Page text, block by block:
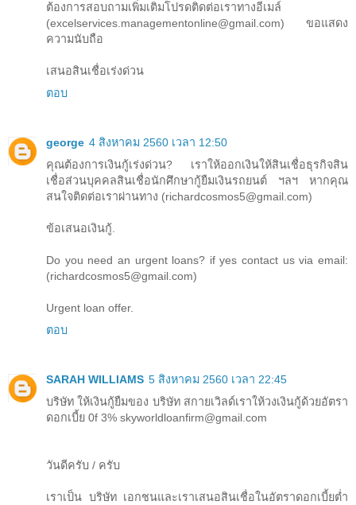
ต้องการสอบถามเพิ่มเติมโปรดติดต่อเราทางอีเมล์
(excelservices.managementonline@gmail.com) ขอแสดง
ความนับถือ
เสนอสินเชื่อเร่งด่วน
ตอบ
george 4 สิงหาคม 2560 เวลา 12:50
คุณต้องการเงินกู้เร่งด่วน? เราให้ออกเงินให้สินเชื่อธุรกิจสิน
เชื่อส่วนบุคคลสินเชื่อนักศึกษากู้ยืมเงินรถยนต์ ฯลฯ หากคุณ
สนใจติดต่อเราผ่านทาง (richardcosmos5@gmail.com)
ข้อเสนอเงินกู้.
Do you need an urgent loans? if yes contact us via email:
(richardcosmos5@gmail.com)
Urgent loan offer.
ตอบ
SARAH WILLIAMS 5 สิงหาคม 2560 เวลา 22:45
บริษัท ให้เงินกู้ยืมของ บริษัท สกายเวิลด์เราให้วงเงินกู้ด้วยอัตรา
ดอกเบี้ย 0f 3% skyworldloanfirm@gmail.com
วันดีครับ / ครับ
เราเป็น บริษัท เอกชนและเราเสนอสินเชื่อในอัตราดอกเบี้ยต่ำ